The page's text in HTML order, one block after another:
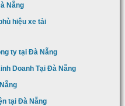
Nẵng
hiệu xe tải
ty tại Đà Nẵng
Doanh Tại Đà Nẵng
tại Đà Nẵng